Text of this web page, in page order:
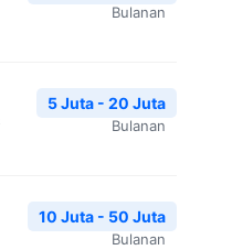
Bulanan
5 Juta - 20 Juta
Bulanan
10 Juta - 50 Juta
Bulanan